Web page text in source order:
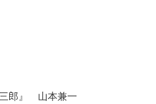
三郎』 山本兼一